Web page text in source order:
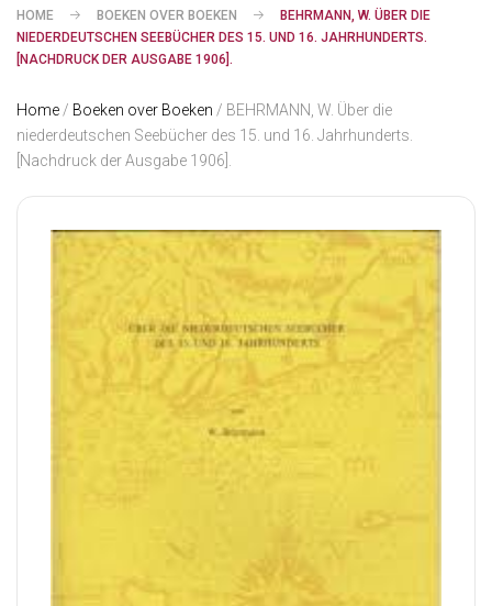
HOME BOEKEN OVER BOEKEN
BEHRMANN, W. ÜBER DIE
NIEDERDEUTSCHEN SEEBÜCHER DES 15. UND 16. JAHRHUNDERTS.
[NACHDRUCK DER AUSGABE 1906].
Home / Boeken over Boeken / BEHRMANN, W. Über die
niederdeutschen Seebücher des 15. und 16. Jahrhunderts.
[Nachdruck der Ausgabe 1906].